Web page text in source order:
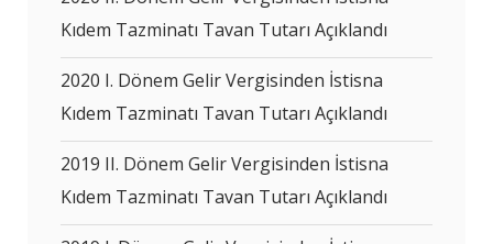
Kıdem Tazminatı Tavan Tutarı Açıklandı
2020 I. Dönem Gelir Vergisinden İstisna
Kıdem Tazminatı Tavan Tutarı Açıklandı
2019 II. Dönem Gelir Vergisinden İstisna
Kıdem Tazminatı Tavan Tutarı Açıklandı